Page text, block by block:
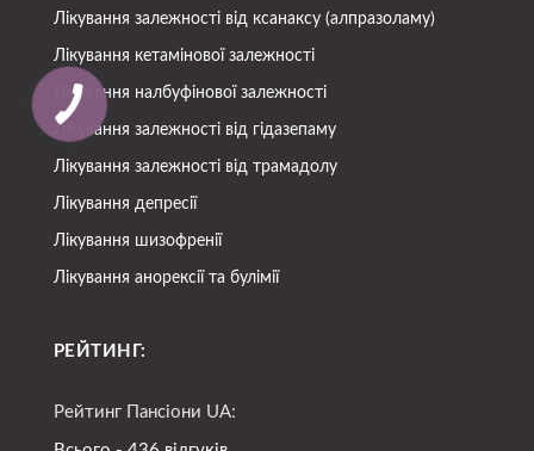
Лікування залежності від ксанаксу (алпразоламу)
Лікування кетамінової залежності
Лікування налбуфінової залежності
Лікування залежності від гідазепаму
Лікування залежності від трамадолу
Лікування депресії
Лікування шизофренії
Лікування анорексії та булімії
РЕЙТИНГ:
Рейтинг Пансіони UA: